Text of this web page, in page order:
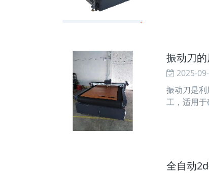
振动刀
2025-
振动刀是
工，适用
全自动